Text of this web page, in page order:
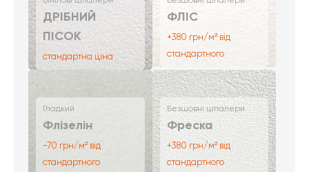
ДРІБНИЙ
ПІСОК
стандартна ціна
ФЛІС
+380 грн/м² від
стандартного
Гладкий
Флізелін
-70 грн/м² від
стандартного
Безшовні шпалери
Фреска
+380 грн/м² від
стандартного